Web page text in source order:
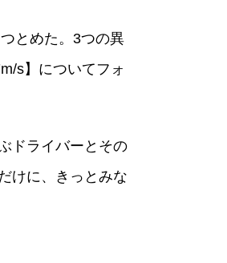
とめた。3つの異
s】についてフォ
ドライバーとその
けに、きっとみな